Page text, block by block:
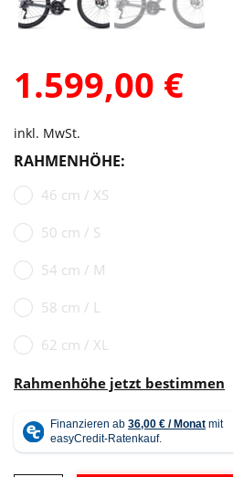
1.599,00 €
inkl. MwSt.
RAHMENHÖHE:
46 cm / XS
50 cm / S
54 cm / M
58 cm / L
62 cm / XL
Rahmenhöhe jetzt bestimmen